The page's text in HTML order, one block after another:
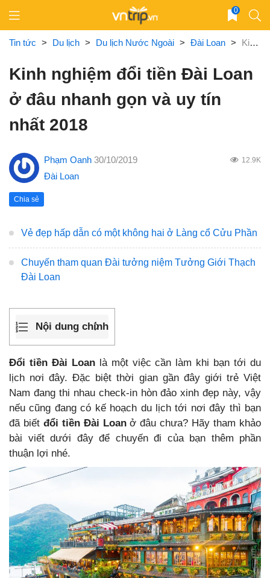
content
0
Tin tức > Du lịch > Du lịch Nước Ngoài > Đài Loan > Kinh nghiệm đổi tiền Đài Loan ở đâu nhanh gọn và uy tín nhất 2018
Kinh nghiệm đổi tiền Đài Loan
ở đâu nhanh gọn và uy tín
nhất 2018
Phạm Oanh 30/10/2019 12.9K
Đài Loan
Chia sẻ
Vẻ đẹp hấp dẫn có một không hai ở Làng cổ Cửu Phần
Chuyến tham quan Đài tưởng niệm Tưởng Giới Thạch
Đài Loan
Nội dung chính
Đổi tiền Đài Loanlà một việc cần làm khi bạn tới du
lịch nơi đây. Đặc biệt thời gian gần đây giới trẻ Việt
Nam đang thi nhau check-in hòn đảo xinh đẹp này, vậy
nếu cũng đang có kế hoạch du lịch tới nơi đây thì bạn
đã biết đổi tiền Đài Loanở đâu chưa? Hãy tham khảo
bài viết dưới đây để chuyến đi của bạn thêm phần
thuận lợi nhé.